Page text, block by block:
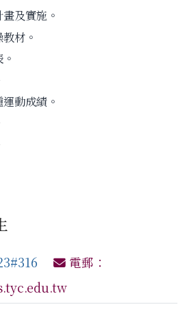
及實施。
材。
動成績。
電郵：